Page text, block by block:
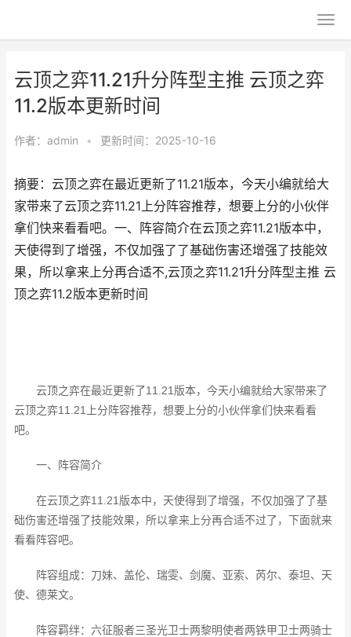
云顶之弈11.21升分阵型主推 云顶之弈
11.2版本更新时间
作者： admin • 更新时间：2025-10-16
摘要：云顶之弈在最近更新了11.21版本，今天小编就给大
家带来了云顶之弈11.21上分阵容推荐，想要上分的小伙伴
拿们快来看看吧。一、阵容简介在云顶之弈11.21版本中，
天使得到了增强，不仅加强了了基础伤害还增强了技能效
果，所以拿来上分再合适不,云顶之弈11.21升分阵型主推 云
顶之弈11.2版本更新时间
云顶之弈在最近更新了11.21版本，今天小编就给大家带来了
云顶之弈11.21上分阵容推荐，想要上分的小伙伴拿们快来看看
吧。
一、阵容简介
在云顶之弈11.21版本中，天使得到了增强，不仅加强了了基
础伤害还增强了技能效果，所以拿来上分再合适不过了，下面就来
看看阵容吧。
阵容组成：刀妹、盖伦、瑞雯、剑魔、亚索、芮尔、泰坦、天
使、德莱文。
阵容羁绊：六征服者三圣光卫士两黎明使者两铁甲卫士两骑士